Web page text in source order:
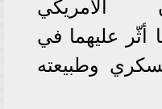
الأمريكي
أثّر عليهما في
وطبيعته